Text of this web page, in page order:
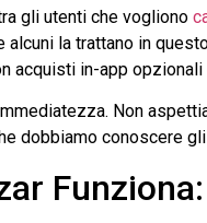
gli utenti che vogliono
alcuni la trattano in
acquisti in-app
Non
dobbiamo conoscere